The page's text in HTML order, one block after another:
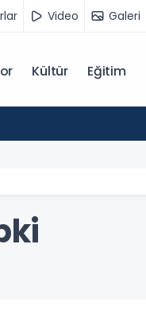
Video Galeri
Kültür Eğitim